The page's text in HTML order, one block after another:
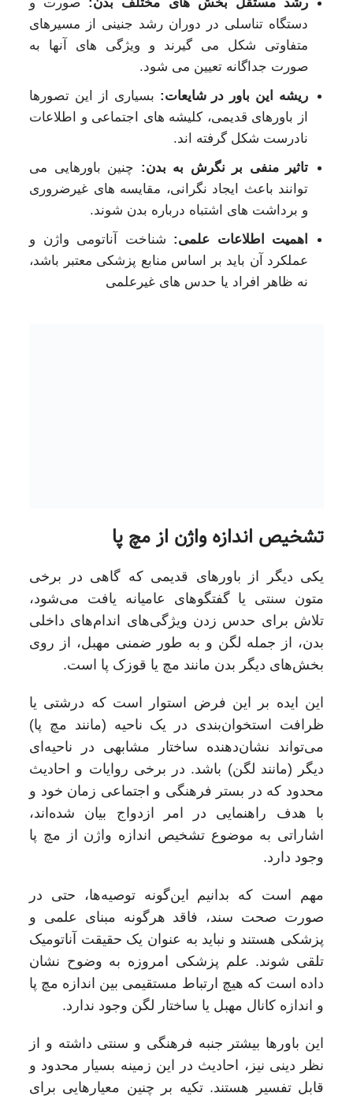
دستگاه تناسلی در دوران رشد جنینی از مسیرهای
متفاوتی شکل می گیرند و ویژگی های آنها به
صورت جداگانه تعیین می شود.
ریشه این باور در شایعات: بسیاری از این تصورها
از باورهای قدیمی، کلیشه های اجتماعی و اطلاعات
نادرست شکل گرفته اند.
تاثیر منفی بر نگرش به بدن: چنین باورهایی می
توانند باعث ایجاد نگرانی، مقایسه های غیرضروری
و برداشت های اشتباه درباره بدن شوند.
اهمیت اطلاعات علمی: شناخت آناتومی واژن و
عملکرد آن باید بر اساس منابع پزشکی معتبر باشد،
نه ظاهر افراد یا حدس های غیرعلمی
تشخیص اندازه واژن از مچ پا
یکی دیگر از باورهای قدیمی که گاهی در برخی
متون سنتی یا گفتگوهای عامیانه یافت می‌شود،
تلاش برای حدس زدن ویژگی‌های اندام‌های داخلی
بدن، از جمله لگن و به طور ضمنی مهبل، از روی
بخش‌های دیگر بدن مانند مچ یا قوزک پا است.
این ایده بر این فرض استوار است که درشتی یا
ظرافت استخوان‌بندی در یک ناحیه (مانند مچ پا)
می‌تواند نشان‌دهنده ساختار مشابهی در ناحیه‌ای
دیگر (مانند لگن) باشد. در برخی روایات و احادیث
محدود که در بستر فرهنگی و اجتماعی زمان خود و
با هدف راهنمایی در امر ازدواج بیان شده‌اند،
اشاراتی به موضوع تشخیص اندازه واژن از مچ پا
وجود دارد.
مهم است که بدانیم این‌گونه توصیه‌ها، حتی در
صورت صحت سند، فاقد هرگونه مبنای علمی و
پزشکی هستند و نباید به عنوان یک حقیقت آناتومیک
تلقی شوند. علم پزشکی امروزه به وضوح نشان
داده است که هیچ ارتباط مستقیمی بین اندازه مچ پا
و اندازه کانال مهبل یا ساختار لگن وجود ندارد.
این باورها بیشتر جنبه فرهنگی و سنتی داشته و از
نظر دینی نیز، احادیث در این زمینه بسیار محدود و
قابل تفسیر هستند. تکیه بر چنین معیارهایی برای